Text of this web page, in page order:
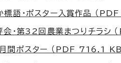
標語・ポスター入賞作品 （
・第32回農業まつりチラシ
間ポスター （PDF 716.1 KB